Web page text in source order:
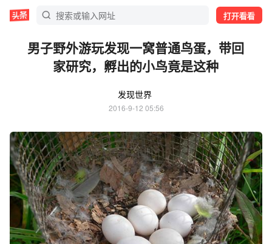
打开看看
男子野外游玩发现一窝普通鸟蛋，带回
家研究，孵出的小鸟竟是这种
发现世界
2016-9-12 05:56